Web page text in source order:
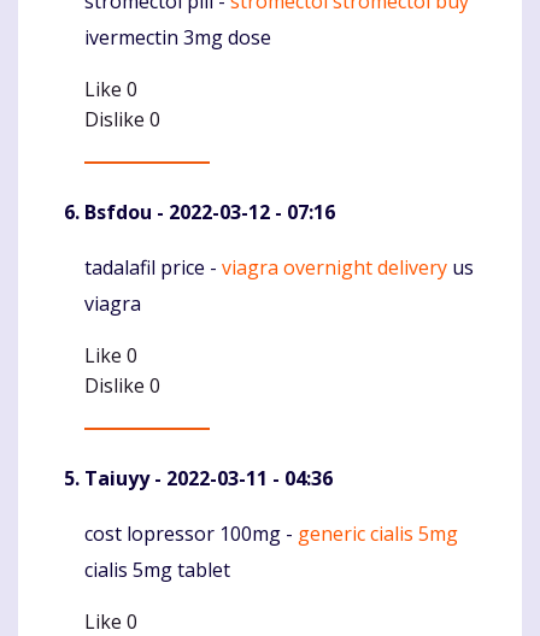
ivermectin 3mg dose
Like 0
Dislike 0
Bsfdou - 2022-03-12 - 07:16
Komentaras
tadalafil price - viagra overnight delivery us
viagra
Like 0
Dislike 0
Taiuyy- 2022-03-11 - 04:36
Komentaras
cost lopressor 100mg - generic cialis 5mg
cialis 5mg tablet
Like 0